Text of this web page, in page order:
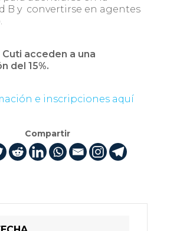
B y convertirse en agentes
Cuti acceden a una
del 15%.
e inscripciones aquí
Compartir